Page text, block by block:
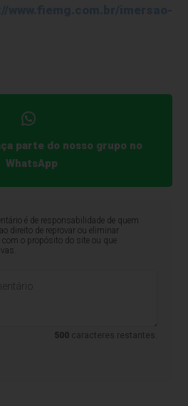
parte do nosso grupo no
WhatsApp
é de responsabilidade de quem
direito de reprovar ou eliminar
o propósito do site ou que
500 caracteres restantes.